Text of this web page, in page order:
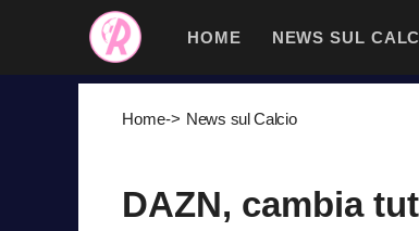
contenuto
HOME NEWS SUL
Home-> News sul Calcio
DAZN, cambia